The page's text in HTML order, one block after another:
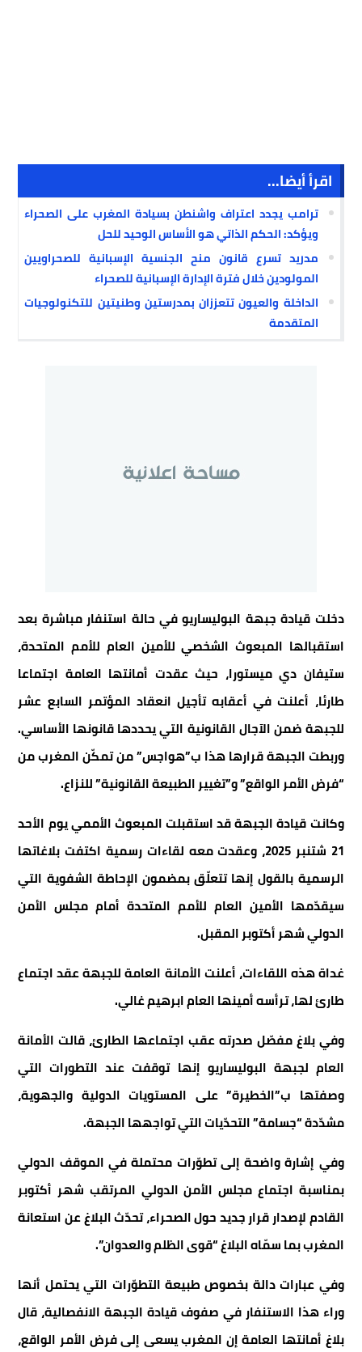
اقرأ أيضا...
ترامب يجدد اعتراف واشنطن بسيادة المغرب على الصحراء
ويؤكد: الحكم الذاتي هو الأساس الوحيد للحل
مدريد تسرع قانون منح الجنسية الإسبانية للصحراويين
المولودين خلال فترة الإدارة الإسبانية للصحراء
الداخلة والعيون تتعززان بمدرستين وطنيتين للتكنولوجيات
المتقدمة
دخلت قيادة جبهة البوليساريو في حالة استنفار مباشرة بعد
استقبالها المبعوث الشخصي للأمين العام للأمم المتحدة،
ستيفان دي ميستورا، حيث عقدت أمانتها العامة اجتماعا
طارئا، أعلنت في أعقابه تأجيل انعقاد المؤتمر السابع عشر
للجبهة ضمن الآجال القانونية التي يحددها قانونها الأساسي.
وربطت الجبهة قرارها هذا ب”هواجس” من تمكّن المغرب من
“فرض الأمر الواقع” و”تغيير الطبيعة القانونية” للنزاع.
وكانت قيادة الجبهة قد استقبلت المبعوث الأممي يوم الأحد
21 شتنبر 2025، وعقدت معه لقاءات رسمية اكتفت بلاغاتها
الرسمية بالقول إنها تتعلّق بمضمون الإحاطة الشفوية التي
سيقدّمها الأمين العام للأمم المتحدة أمام مجلس الأمن
الدولي شهر أكتوبر المقبل.
غداة هذه اللقاءات، أعلنت الأمانة العامة للجبهة عقد اجتماع
طارئ لها، ترأسه أمينها العام ابرهيم غالي.
وفي بلاغ مفصّل صدرته عقب اجتماعها الطارئ، قالت الأمانة
العام لجبهة البوليساريو إنها توقفت عند التطورات التي
وصفتها ب”الخطيرة” على المستويات الدولية والجهوية،
مشدّدة “جسامة” التحدّيات التي تواجهها الجبهة.
وفي إشارة واضحة إلى تطوّرات محتملة في الموقف الدولي
بمناسبة اجتماع مجلس الأمن الدولي المرتقب شهر أكتوبر
القادم لإصدار قرار جديد حول الصحراء، تحدّث البلاغ عن استعانة
المغرب بما سمّاه البلاغ “قوى الظلم والعدوان”.
وفي عبارات دالة بخصوص طبيعة التطوّرات التي يحتمل أنها
وراء هذا الاستنفار في صفوف قيادة الجبهة الانفصالية، قال
بلاغ أمانتها العامة إن المغرب يسعى إلى فرض الأمر الواقع،